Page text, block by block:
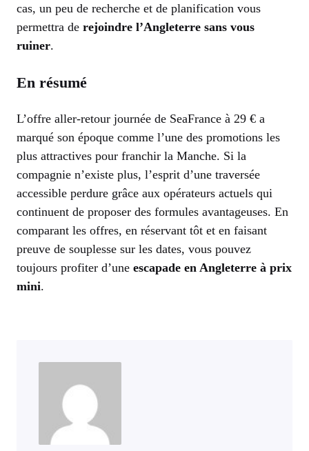
cas, un peu de recherche et de planification vous
permettra de rejoindre l’Angleterre sans vous
ruiner.
En résumé
L’offre aller-retour journée de SeaFrance à 29 € a
marqué son époque comme l’une des promotions les
plus attractives pour franchir la Manche. Si la
compagnie n’existe plus, l’esprit d’une traversée
accessible perdure grâce aux opérateurs actuels qui
continuent de proposer des formules avantageuses. En
comparant les offres, en réservant tôt et en faisant
preuve de souplesse sur les dates, vous pouvez
toujours profiter d’une escapade en Angleterre à prix
mini.